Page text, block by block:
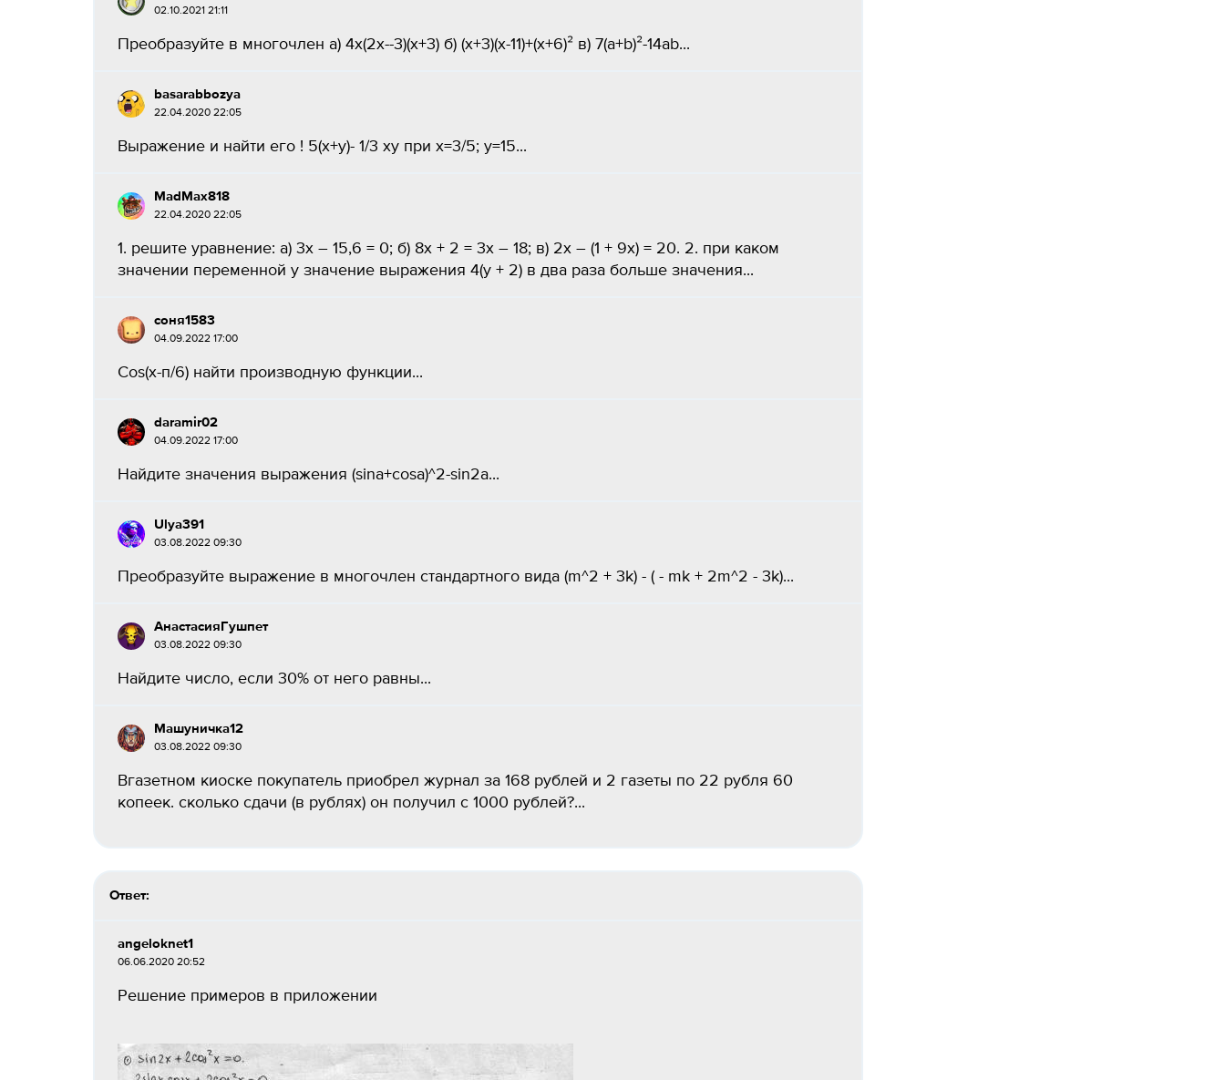
02.10.2021 21:11
Преобразуйте в многочлен а) 4х(2х--3)(х+3) б) (х+3)(х-11)+(х+6)² в) 7(а+b)²-14ab...
basarabbozya
22.04.2020 22:05
Выражение и найти его ! 5(x+y)- 1/3 xy при x=3/5; y=15...
MadMax818
22.04.2020 22:05
1. решите уравнение: а) 3х – 15,6 = 0; б) 8х + 2 = 3х – 18; в) 2х – (1 + 9х) = 20. 2. при каком
значении переменной у значение выражения 4(у + 2) в два раза больше значения...
соня1583
04.09.2022 17:00
Соs(x-п/6) найти производную функции...
daramir02
04.09.2022 17:00
Найдите значения выражения (sina+cosa)^2-sin2a...
Ulya391
03.08.2022 09:30
Преобразуйте выражение в многочлен стандартного вида (m^2 + 3k) - ( - mk + 2m^2 - 3k)...
АнастасияГушпет
03.08.2022 09:30
Найдите число, если 30% от него равны...
Машуничка12
03.08.2022 09:30
Вгазетном киоске покупатель приобрел журнал за 168 рублей и 2 газеты по 22 рубля 60
копеек. сколько сдачи (в рублях) он получил с 1000 рублей?...
Ответ:
angeloknet1
06.06.2020 20:52
Решение примеров в приложении